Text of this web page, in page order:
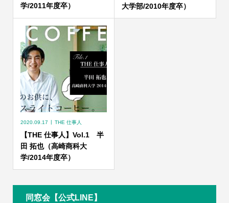
学/2011年度卒）
大学部/2010年度卒）
2020.09.17 THE 仕事人
【THE 仕事人】Vol.1 半
田 拓也（高崎商科大
学/2014年度卒）
同窓会【公式LINE】